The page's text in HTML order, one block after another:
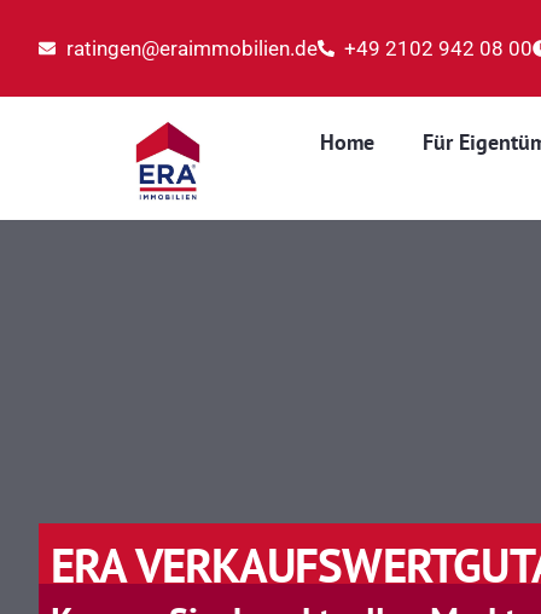
ratingen@eraimmobilien.de +49 2102 942 08 00
Home Für
ERA